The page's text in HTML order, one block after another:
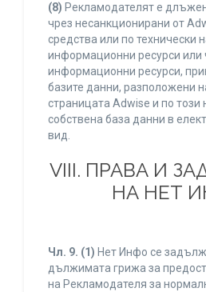
(8) Рекламодателят е
чрез несанкционирани от
средства или по технически
информационни ресурси или
информационни ресурси,
базите данни, разположени
страницата Adwise и по този
собствена база данни в
вид.
VIII. ПРАВА И
НА НЕТ
Чл. 9. (1) Нет Инфо се
дължимата грижа за
на Рекламодателя за